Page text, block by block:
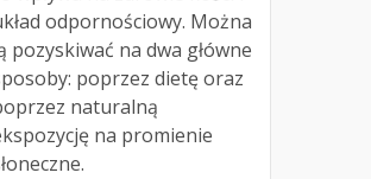
odpornościowy. Można
pozyskiwać na dwa główne
poprzez dietę oraz
naturalną
na promienie